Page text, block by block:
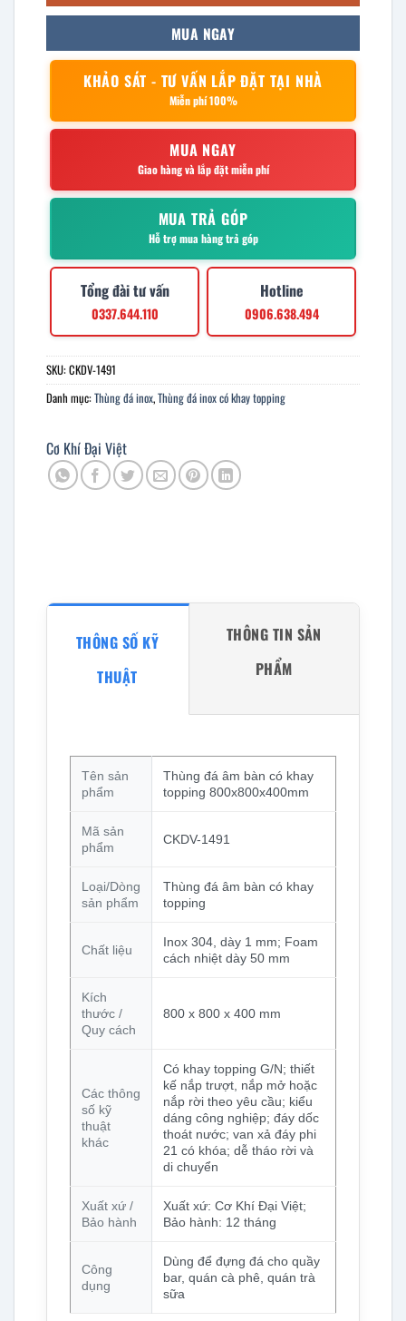
MUA NGAY
KHẢO SÁT - TƯ VẤN LẮP ĐẶT TẠI NHÀ
Miễn phí 100%
MUA NGAY
Giao hàng và lắp đặt miễn phí
MUA TRẢ GÓP
Hỗ trợ mua hàng trả góp
Tổng đài tư vấn
0337.644.110
Hotline
0906.638.494
SKU:CKDV-1491
Danh mục:Thùng đá inox,Thùng đá inox có khay topping
Cơ Khí Đại Việt
THÔNG SỐ KỸ
THUẬT
THÔNG TIN SẢN
PHẨM
Tên sản
phẩm
Thùng đá âm bàn có khay
topping 800x800x400mm
Mã sản
phẩm
CKDV-1491
Loại/Dòng
sản phẩm
Thùng đá âm bàn có khay
topping
Chất liệu
Inox 304, dày 1 mm; Foam
cách nhiệt dày 50 mm
Kích
thước /
Quy cách
800 x 800 x 400 mm
Các thông
số kỹ
thuật
khác
Có khay topping G/N; thiết
kế nắp trượt, nắp mở hoặc
nắp rời theo yêu cầu; kiểu
dáng công nghiệp; đáy dốc
thoát nước; van xả đáy phi
21 có khóa; dễ tháo rời và
di chuyển
Xuất xứ /
Bảo hành
Xuất xứ: Cơ Khí Đại Việt;
Bảo hành: 12 tháng
Công
dụng
Dùng để đựng đá cho quầy
bar, quán cà phê, quán trà
sữa